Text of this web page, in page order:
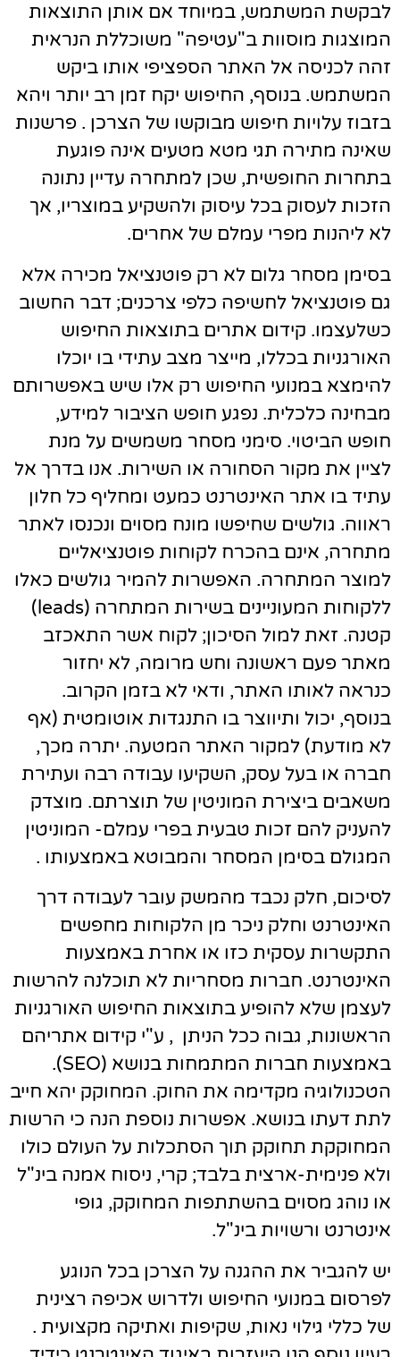
לבקשת המשתמש, במיוחד אם אותן התוצאות
המוצגות מוסוות ב"עטיפה" משוכללת הנראית
זהה לכניסה אל האתר הספציפי אותו ביקש
המשתמש. בנוסף, החיפוש יקח זמן רב יותר ויהא
בזבוז עלויות חיפוש מבוקשו של הצרכן . פרשנות
שאינה מתירה תגי מטא מטעים אינה פוגעת
בתחרות החופשית, שכן למתחרה עדיין נתונה
הזכות לעסוק בכל עיסוק ולהשקיע במוצריו, אך
לא ליהנות מפרי עמלם של אחרים.
בסימן מסחר גלום לא רק פוטנציאל מכירה אלא
גם פוטנציאל לחשיפה כלפי צרכנים; דבר החשוב
כשלעצמו. קידום אתרים בתוצאות החיפוש
האורגניות בכללו, מייצר מצב עתידי בו יוכלו
להימצא במנועי החיפוש רק אלו שיש באפשרותם
מבחינה כלכלית. נפגע חופש הציבור למידע,
חופש הביטוי. סימני מסחר משמשים על מנת
לציין את מקור הסחורה או השירות. אנו בדרך אל
עתיד בו אתר האינטרנט כמעט ומחליף כל חלון
ראווה. גולשים שחיפשו מונח מסוים ונכנסו לאתר
מתחרה, אינם בהכרח לקוחות פוטנציאליים
למוצר המתחרה. האפשרות להמיר גולשים כאלו
ללקוחות המעוניינים בשירות המתחרה (leads)
קטנה. זאת למול הסיכון; לקוח אשר התאכזב
מאתר פעם ראשונה וחש מרומה, לא יחזור
כנראה לאותו האתר, ודאי לא בזמן הקרוב.
בנוסף, יכול ותיווצר בו התנגדות אוטומטית (אף
לא מודעת) למקור האתר המטעה. יתרה מכך,
חברה או בעל עסק, השקיעו עבודה רבה ועתירת
משאבים ביצירת המוניטין של תוצרתם. מוצדק
להעניק להם זכות טבעית בפרי עמלם- המוניטין
המגולם בסימן המסחר והמבוטא באמצעותו .
לסיכום, חלק נכבד מהמשק עובר לעבודה דרך
האינטרנט וחלק ניכר מן הלקוחות מחפשים
התקשרות עסקית כזו או אחרת באמצעות
האינטרנט. חברות מסחריות לא תוכלנה להרשות
לעצמן שלא להופיע בתוצאות החיפוש האורגניות
הראשונות, גבוה ככל הניתן , ע"י קידום אתריהם
באמצעות חברות המתמחות בנושא (SEO).
הטכנולוגיה מקדימה את החוק. המחוקק יהא חייב
לתת דעתו בנושא. אפשרות נוספת הנה כי הרשות
המחוקקת תחוקק תוך הסתכלות על העולם כולו
ולא פנימית-ארצית בלבד; קרי, ניסוח אמנה בינ"ל
או נוהג מסוים בהשתתפות המחוקק, גופי
אינטרנט ורשויות בינ"ל.
יש להגביר את ההגנה על הצרכן בכל הנוגע
לפרסום במנועי החיפוש ולדרוש אכיפה רצינית
של כללי גילוי נאות, שקיפות ואתיקה מקצועית .